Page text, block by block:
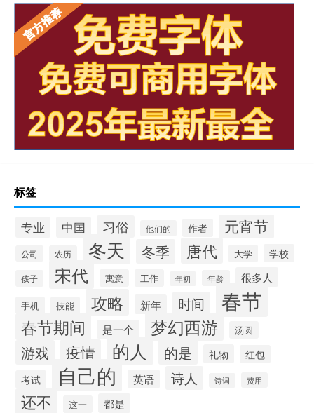
标签
专业 中国 习俗 他们的 作者 元宵节
公司 农历 冬天 冬季 唐代 大学 学校
孩子 宋代 寓意 工作 年初 年龄 很多人
手机 技能 攻略 新年 时间 春节
春节期间 是一个 梦幻西游 汤圆
游戏 疫情 的人 的是 礼物
红包
考试
自己的 英语 诗人 诗词 费用
还不 这一 都是